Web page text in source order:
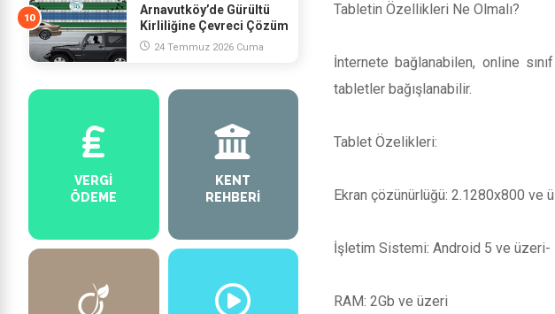
Tabletin Özellikleri Ne Olmalı?
İnternete bağlanabilen, online
tabletler bağışlanabilir.
Tablet Özelikleri:
Ekran çözünürlüğü: 2.1280x800 ve
İşletim Sistemi: Android 5 ve üzeri-
RAM: 2Gb ve üzeri
Arnavutköy’de Gürültü
Kirliliğine Çevreci Çözüm
24 Temmuz 2026 Cuma
VERGI
ÖDEME
KENT
REHBERI